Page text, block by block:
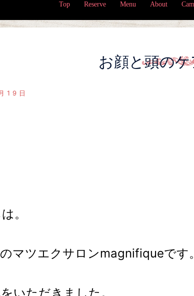
Top Reserve Menu About
お顔と頭のケ
19日
。
マツエクサロンmagnifiqueです。
いただきました。